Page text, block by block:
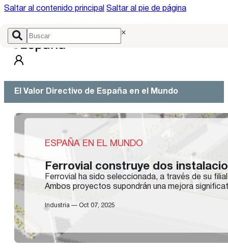
Saltar al contenido principal Saltar al pie de página
×
El Valor Directivo de España en el Mundo
ESPAÑA EN EL MUNDO
Ferrovial construye dos
Ferrovial ha sido seleccionada, a través de su
Ambos proyectos supondrán una mejora
Industria — Oct 07, 2025